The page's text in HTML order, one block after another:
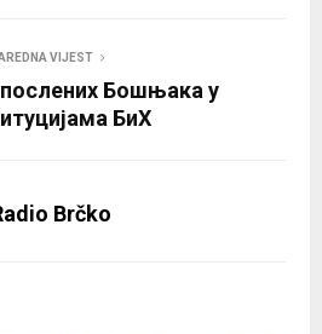
VIJEST
Бошњака у
БиХ
Brčko